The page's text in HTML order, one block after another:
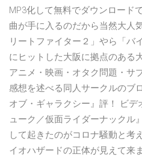
MP3化して無料でダウンロード
曲が手に入るのだから当然大人
リートファイター２」やら「バ
にヒットした大阪に拠点のある
アニメ・映画・オタク問題・サ
感想を述べる同人サークルのブ
オブ・ギャラクシー』評！ ビ
ューク／仮面ライダーナックル
して起きたのがコロナ騒動と考
イオハザードの正体が見えて来